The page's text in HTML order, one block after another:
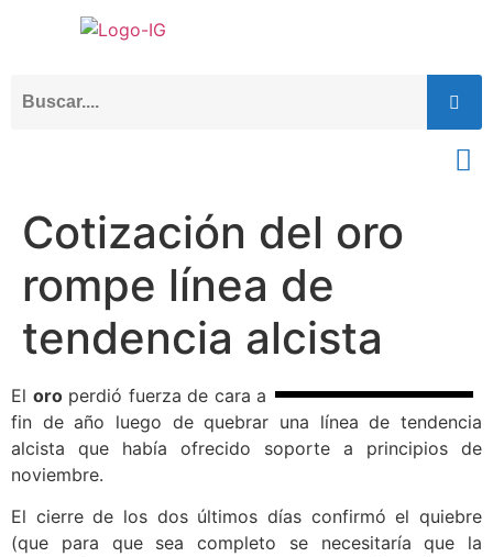
Cotización del oro
rompe línea de
tendencia alcista
El oroperdió fuerza de cara a
fin de año luego de quebrar una línea de tendencia
alcista que había ofrecido soporte a principios de
noviembre.
El cierre de los dos últimos días confirmó el quiebre
(que para que sea completo se necesitaría que la